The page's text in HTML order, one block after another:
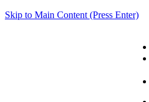
Skip to Main Content (Press Enter)